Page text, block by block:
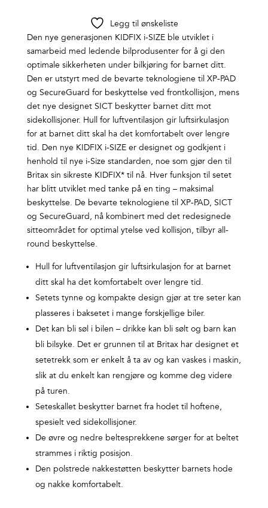
Legg til ønskeliste
Den nye generasjonen KIDFIX i-SIZE ble utviklet i
samarbeid med ledende bilprodusenter for å gi den
optimale sikkerheten under bilkjøring for barnet ditt.
Den er utstyrt med de bevarte teknologiene til XP-PAD
og SecureGuard for beskyttelse ved frontkollisjon, mens
det nye designet SICT beskytter barnet ditt mot
sidekollisjoner. Hull for luftventilasjon gir luftsirkulasjon
for at barnet ditt skal ha det komfortabelt over lengre
tid. Den nye KIDFIX i-SIZE er designet og godkjent i
henhold til nye i-Size standarden, noe som gjør den til
Britax sin sikreste KIDFIX* til nå. Hver funksjon til setet
har blitt utviklet med tanke på en ting – maksimal
beskyttelse. De bevarte teknologiene til XP-PAD, SICT
og SecureGuard, nå kombinert med det redesignede
sitteområdet for optimal ytelse ved kollisjon, tilbyr all-
round beskyttelse.
Hull for luftventilasjon gir luftsirkulasjon for at barnet
ditt skal ha det komfortabelt over lengre tid.
Setets tynne og kompakte design gjør at tre seter kan
plasseres i baksetet i mange forskjellige biler.
Det kan bli søl i bilen – drikke kan bli sølt og barn kan
bli bilsyke. Det er grunnen til at Britax har designet et
setetrekk som er enkelt å ta av og kan vaskes i maskin,
slik at du enkelt kan rengjøre og komme deg videre
på turen.
Seteskallet beskytter barnet fra hodet til hoftene,
spesielt ved sidekollisjoner.
De øvre og nedre beltesprekkene sørger for at beltet
strammes i riktig posisjon.
Den polstrede nakkestøtten beskytter barnets hode
og nakke komfortabelt.